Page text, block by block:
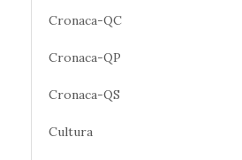
Cronaca-QC
Cronaca-QP
Cronaca-QS
Cultura